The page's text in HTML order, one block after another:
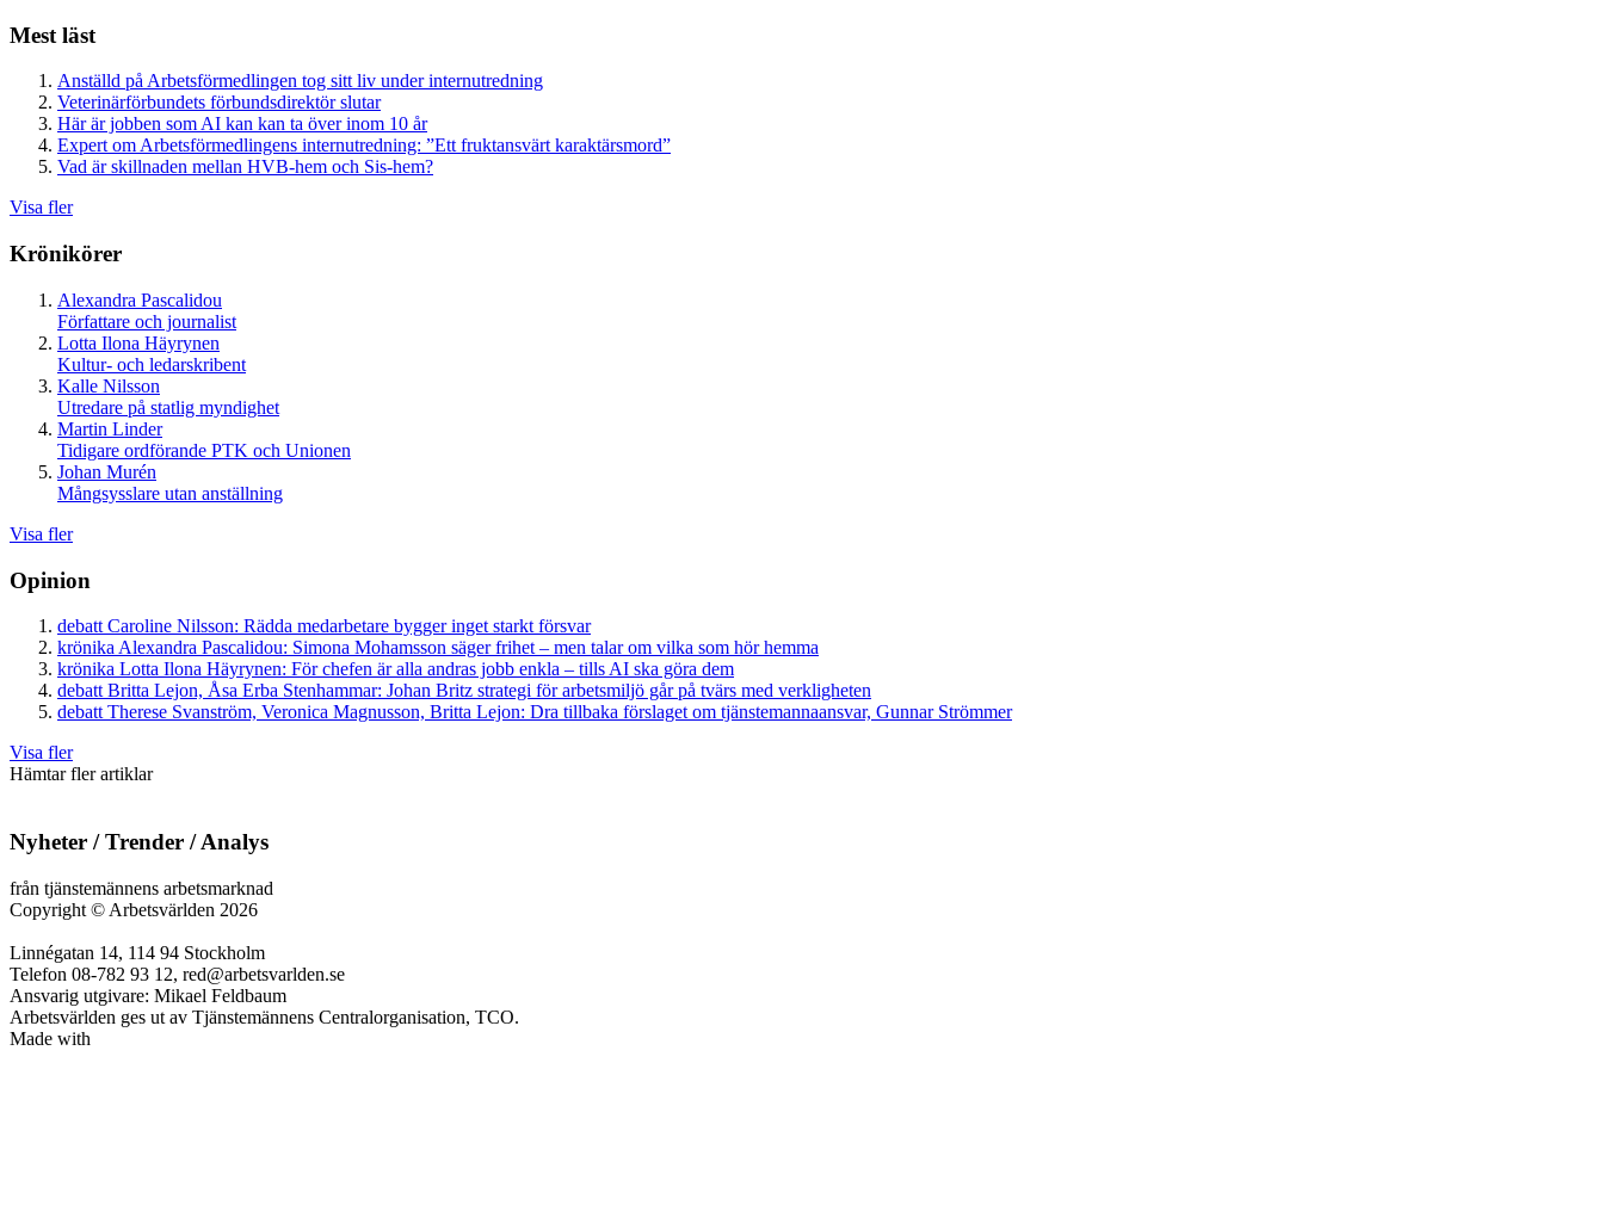
Mest läst
Anställd på Arbetsförmedlingen tog sitt liv under internutredning
Veterinärförbundets förbundsdirektör slutar
Här är jobben som AI kan kan ta över inom 10 år
Expert om Arbetsförmedlingens internutredning: ”Ett fruktansvärt karaktärsmord”
Vad är skillnaden mellan HVB-hem och Sis-hem?
Visa fler
Krönikörer
Alexandra Pascalidou
Författare och journalist
Lotta Ilona Häyrynen
Kultur- och ledarskribent
Kalle Nilsson
Utredare på statlig myndighet
Martin Linder
Tidigare ordförande PTK och Unionen
Johan Murén
Mångsysslare utan anställning
Visa fler
Opinion
debatt Caroline Nilsson: Rädda medarbetare bygger inget starkt försvar
krönika Alexandra Pascalidou: Simona Mohamsson säger frihet – men talar om vilka som hör hemma
krönika Lotta Ilona Häyrynen: För chefen är alla andras jobb enkla – tills AI ska göra dem
debatt Britta Lejon, Åsa Erba Stenhammar: Johan Britz strategi för arbetsmiljö går på tvärs med verkligheten
debatt Therese Svanström, Veronica Magnusson, Britta Lejon: Dra tillbaka förslaget om tjänstemannaansvar, Gunnar Strömmer
Visa fler
Hämtar fler artiklar
Nyheter / Trender / Analys
från tjänstemännens arbetsmarknad
Copyright © Arbetsvärlden 2026
Linnégatan 14, 114 94 Stockholm
Telefon 08-782 93 12, red@arbetsvarlden.se
Ansvarig utgivare: Mikael Feldbaum
Arbetsvärlden ges ut av Tjänstemännens Centralorganisation, TCO.
Made with